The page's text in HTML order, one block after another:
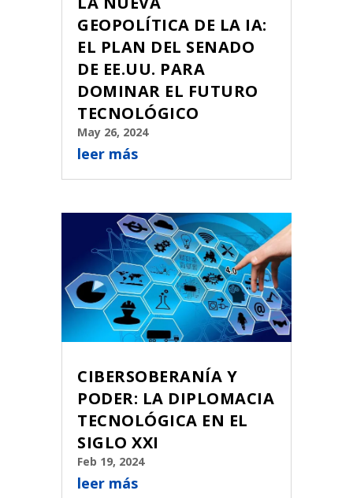
GEOPOLÍTICA DE LA IA:
EL PLAN DEL SENADO
DE EE.UU. PARA
DOMINAR EL FUTURO
TECNOLÓGICO
May 26, 2024
leer más
CIBERSOBERANÍA Y
PODER: LA DIPLOMACIA
TECNOLÓGICA EN EL
SIGLO XXI
Feb 19, 2024
leer más